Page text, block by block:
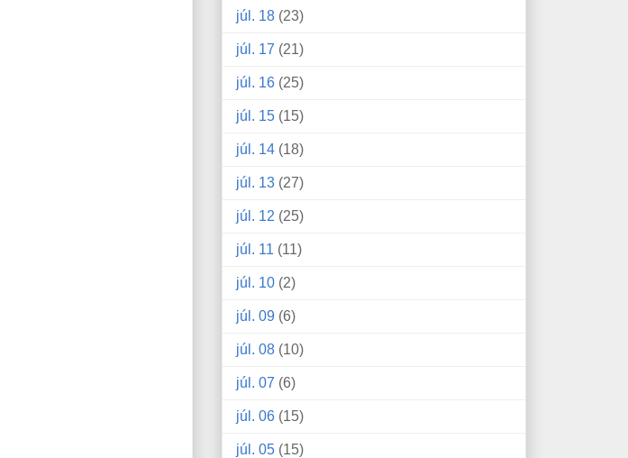
júl. 18 (23)
júl. 17 (21)
júl. 16 (25)
júl. 15 (15)
júl. 14 (18)
júl. 13 (27)
júl. 12 (25)
júl. 11 (11)
júl. 10 (2)
júl. 09 (6)
júl. 08 (10)
júl. 07 (6)
júl. 06 (15)
júl. 05 (15)